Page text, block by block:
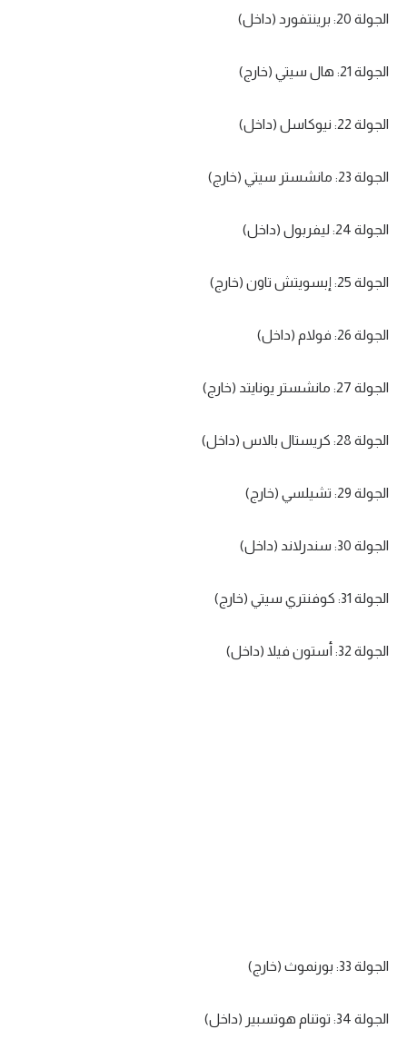
الجولة 20: برينتفورد (داخل)
الجولة 21: هال سيتي (خارج)
الجولة 22: نيوكاسل (داخل)
الجولة 23: مانشستر سيتي (خارج)
الجولة 24: ليفربول (داخل)
الجولة 25: إبسويتش تاون (خارج)
الجولة 26: فولام (داخل)
الجولة 27: مانشستر يونايتد (خارج)
الجولة 28: كريستال بالاس (داخل)
الجولة 29: تشيلسي (خارج)
الجولة 30: سندرلاند (داخل)
الجولة 31: كوفنتري سيتي (خارج)
الجولة 32: أستون فيلا (داخل)
الجولة 33: بورنموث (خارج)
الجولة 34: توتنام هوتسبير (داخل)